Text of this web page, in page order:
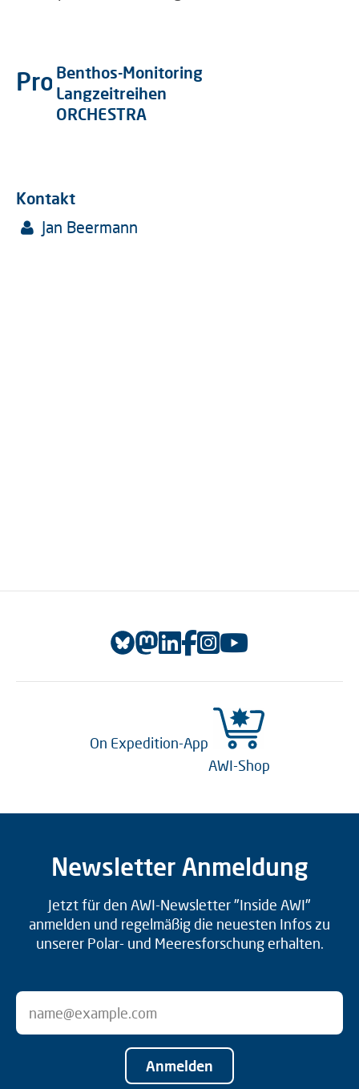
Projekte
Benthos-Monitoring
Langzeitreihen
ORCHESTRA
Kontakt
Jan Beermann
On Expedition-App
AWI-Shop
Newsletter Anmeldung
Jetzt für den AWI-Newsletter "Inside AWI"
anmelden und regelmäßig die neuesten Infos zu
unserer Polar- und Meeresforschung erhalten.
Anmelden